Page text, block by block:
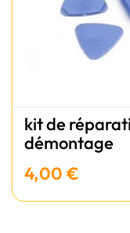
kit de
démontage
4,00 €